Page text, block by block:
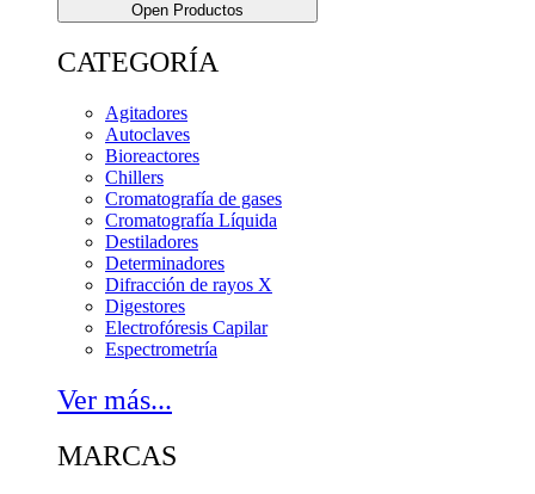
Open Productos
CATEGORÍA
Agitadores
Autoclaves
Bioreactores
Chillers
Cromatografía de gases
Cromatografía Líquida
Destiladores
Determinadores
Difracción de rayos X
Digestores
Electrofóresis Capilar
Espectrometría
Ver más...
MARCAS